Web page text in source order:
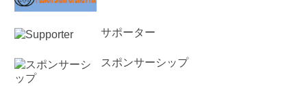
サポーター
スポンサーシップ